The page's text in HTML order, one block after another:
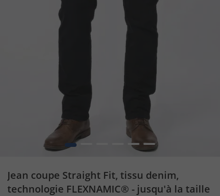
1 5 6
Jean coupe Straight Fit, tissu denim,
technologie FLEXNAMIC® - jusqu'à la taille